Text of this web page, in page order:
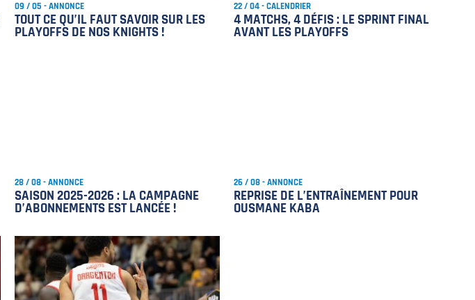
09 / 05 - ANNONCE
TOUT CE QU’IL FAUT SAVOIR SUR LES
PLAYOFFS DE NOS KNIGHTS !
22 / 04 - CALENDRIER
4 MATCHS, 4 DÉFIS : LE SPRINT FINAL
AVANT LES PLAYOFFS
28 / 08 - ANNONCE
SAISON 2025-2026 : LA CAMPAGNE
D’ABONNEMENTS EST LANCÉE !
26 / 08 - ANNONCE
REPRISE DE L’ENTRAÎNEMENT POUR
OUSMANE KABA